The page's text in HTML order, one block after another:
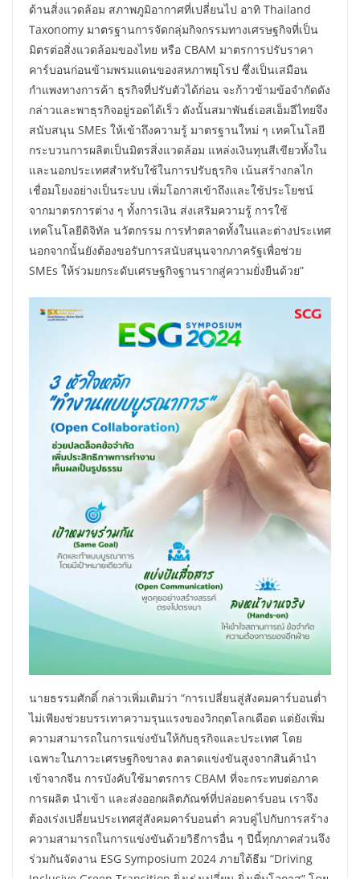
ด้านสิ่งแวดล้อม สภาพภูมิอากาศที่เปลี่ยนไป อาทิ Thailand
Taxonomy มาตรฐานการจัดกลุ่มกิจกรรมทางเศรษฐกิจที่เป็น
มิตรต่อสิ่งแวดล้อมของไทย หรือ CBAM มาตรการปรับราคา
คาร์บอนก่อนข้ามพรมแดนของสหภาพยุโรป ซึ่งเป็นเสมือน
กำแพงทางการค้า ธุรกิจที่ปรับตัวได้ก่อน จะก้าวข้ามข้อจำกัดดัง
กล่าวและพาธุรกิจอยู่รอดได้เร็ว ดังนั้นสมาพันธ์เอสเอ็มอีไทยจึง
สนับสนุน SMEs ให้เข้าถึงความรู้ มาตรฐานใหม่ ๆ เทคโนโลยี
กระบวนการผลิตเป็นมิตรสิ่งแวดล้อม แหล่งเงินทุนสีเขียวทั้งใน
และนอกประเทศสำหรับใช้ในการปรับธุรกิจ เน้นสร้างกลไก
เชื่อมโยงอย่างเป็นระบบ เพิ่มโอกาสเข้าถึงและใช้ประโยชน์
จากมาตรการต่าง ๆ ทั้งการเงิน ส่งเสริมความรู้ การใช้
เทคโนโลยีดิจิทัล นวัตกรรม การทำตลาดทั้งในและต่างประเทศ
นอกจากนั้นยังต้องขอรับการสนับสนุนจากภาครัฐเพื่อช่วย
SMEs ให้ร่วมยกระดับเศรษฐกิจฐานรากสู่ความยั่งยืนด้วย”
นายธรรมศักดิ์ กล่าวเพิ่มเติมว่า “การเปลี่ยนสู่สังคมคาร์บอนต่ำ
ไม่เพียงช่วยบรรเทาความรุนแรงของวิกฤตโลกเดือด แต่ยังเพิ่ม
ความสามารถในการแข่งขันให้กับธุรกิจและประเทศ โดย
เฉพาะในภาวะเศรษฐกิจขาลง ตลาดแข่งขันสูงจากสินค้านำ
เข้าจากจีน การบังคับใช้มาตรการ CBAM ที่จะกระทบต่อภาค
การผลิต นำเข้า และส่งออกผลิตภัณฑ์ที่ปล่อยคาร์บอน เราจึง
ต้องเร่งเปลี่ยนประเทศสู่สังคมคาร์บอนต่ำ ควบคู่ไปกับการสร้าง
ความสามารถในการแข่งขันด้วยวิธีการอื่น ๆ ปีนี้ทุกภาคส่วนจึง
ร่วมกันจัดงาน ESG Symposium 2024 ภายใต้ธีม “Driving